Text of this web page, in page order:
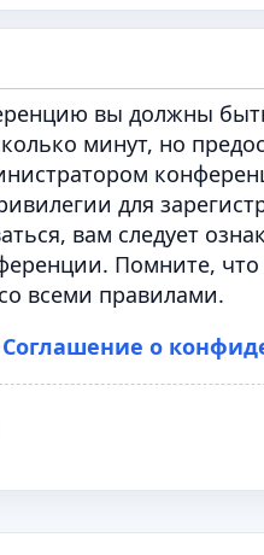
вы должны
минут, но
для
вам следует
Помните, что
всеми правилами.
Соглашение о